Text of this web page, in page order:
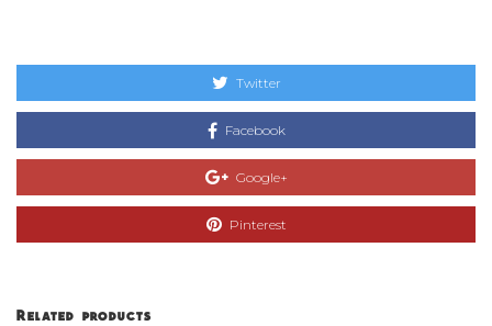
Twitter
Facebook
Google+
Pinterest
Related products